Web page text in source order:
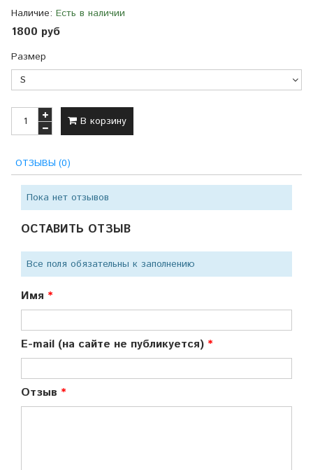
Наличие: Есть в наличии
1800 руб
Размер
В корзину
ОТЗЫВЫ (0)
Пока нет отзывов
ОСТАВИТЬ ОТЗЫВ
Все поля обязательны к заполнению
Имя
E-mail (на сайте не публикуется)
Отзыв